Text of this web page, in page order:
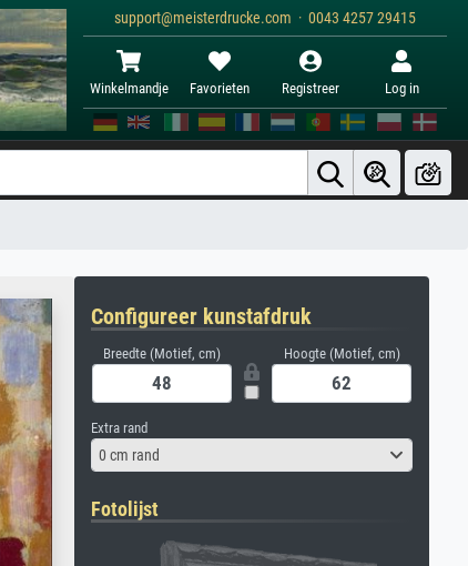
support@meisterdrucke.com · 0043 4257 29415
Winkelmandje Favorieten Registreer Log in
Configureer kunstafdruk
Breedte (Motief, cm) Hoogte (Motief, cm)
Extra rand
0 cm rand
Fotolijst